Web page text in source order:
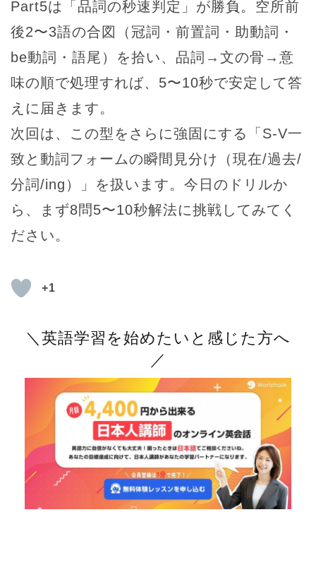
Part5は「品詞の秒速判定」が勝負。空所前
後2〜3語の合図（冠詞・前置詞・助動詞・
be動詞・語尾）を拾い、品詞→文の骨→意
味の順で処理すれば、5〜10秒で安定して答
えに届きます。
次回は、この型をさらに強固にする「S-V一
致と動詞フォームの瞬間見分け（現在/過去/
分詞/ing）」を扱います。今日のドリルか
ら、まず8問5〜10秒解法に挑戦してみてく
ださい。
+1
＼英語学習を始めたいと感じた方へ
／